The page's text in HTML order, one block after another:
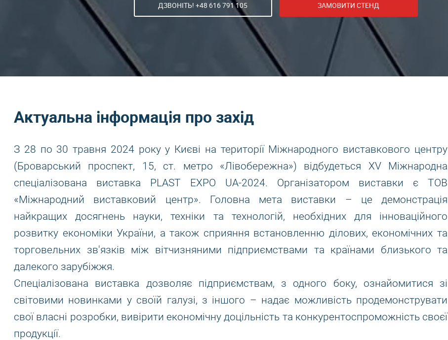
ДЗВОНІТЬ! +48 616 791 105 ЗАМОВИТИ СТЕНД
Актуальна інформація про захід
З 28 по 30 травня 2024 року у Києві на території Міжнародного виставкового центру
(Броварський проспект, 15, ст. метро «Лівобережна») відбудеться XV Міжнародна
спеціалізована виставка PLAST EXPO UA-2024. Організатором виставки є ТОВ
«Міжнародний виставковий центр». Головна мета виставки – це демонстрація
найкращих досягнень науки, техніки та технологій, необхідних для інноваційного
розвитку економіки України, а також сприяння встановленню ділових, економічних та
торговельних зв'язків між вітчизняними підприємствами та країнами близького та
далекого зарубіжжя.
Спеціалізована виставка дозволяє підприємствам, з одного боку, ознайомитися зі
світовими новинками у своїй галузі, з іншого – надає можливість продемонструвати
свої власні розробки, вивірити економічну доцільність та конкурентоспроможність своєї
продукції.